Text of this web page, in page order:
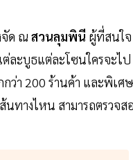
จัด ณ สวนลุมพินี ผู้ที่สนใจ
ละบูธแต่ละโซนใครจะไป
กว่า 200 ร้านค้า และพิเศษ
นทางไหน สามารถตรวจส